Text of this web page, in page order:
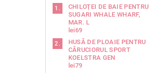
CHILOȚEI DE BAIE PENTRU
SUGARI WHALE WHARF,
MAR. L
lei69
HUSĂ DE PLOAIE PENTRU
CĂRUCIORUL SPORT
KOELSTRA GEN
lei79